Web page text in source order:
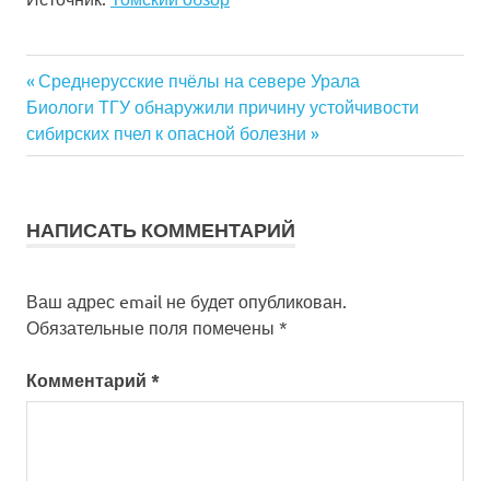
Навигация
по
Previous
Post:
Среднерусские пчёлы на севере Урала
Next
Post:
Биологи ТГУ обнаружили причину устойчивости
сибирских пчел к опасной болезни
НАПИСАТЬ КОММЕНТАРИЙ
Ваш адрес email не будет опубликован.
Обязательные поля помечены *
Комментарий *